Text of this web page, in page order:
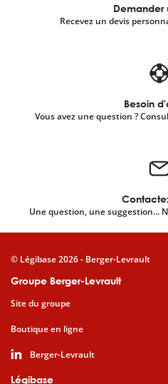
Demander
Recevez un devis
Besoin
Vous avez une question ?
Une question, une suggestion...
Groupe Berger-Levrault
Site du groupe
Boutique en ligne
Berger-Levrault
Légibase
© Légibase 2026 - Berger-Levrault